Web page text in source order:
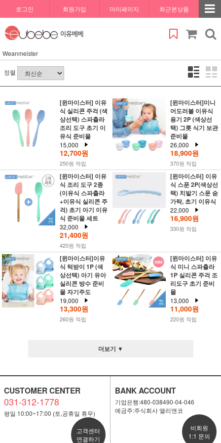
로그인 회원가입 마이페이지 최근본상품
Weanmeister
정렬
[윈마이스터] 이유
식 실리콘 주걱 (색
상선택) 스파츌라
조리 도구 초기 이
유식 준비물
15,000
12,700원
250원 적립
[윈마이스터]미니
어도러볼 이유식
용기 2P (색상선
택) 그릇 식기 보관
준비물
26,000
18,900원
370원 적립
[윈마이스터] 이유
식 조리 도구 2종
(이유식 스파츌라
+이유식 실리콘 주
걱) 초기 아기 이유
식 준비물 세트
32,000
21,400원
420원 적립
[윈마이스터] 이유
식 스푼 2P(색상선
택) 치발기 스푼 숟
가락, 초기 이유식
22,000
16,900원
330원 적립
[윈마이스터]이유
식 턱받이 1P (색
상선택) 아기 유아
실리콘 방수 준비
물 자기주도
19,000
13,300원
260원 적립
[윈마이스터] 이유
식 미니 스파츌라
1P 실리콘 주걱 조
리도구 초기 준비
물
13,000
11,000원
220원 적립
더보기 ▼
CUSTOMER CENTER
031-312-1778
평일 10:00~17:00 (토,공휴일 휴무)
고객센터
연결하기
BANK ACCOUNT
기업은행:480-038490-04-046
예금주:주식회사 앨리앤코
비회원
1:1 문의